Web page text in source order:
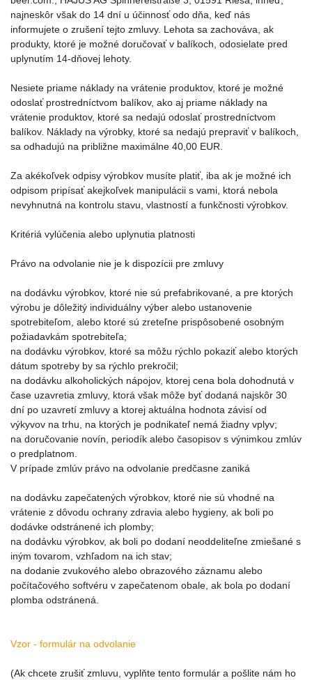
najneskôr však do 14 dní u účinnosť odo dňa, keď nás
informujete o zrušení tejto zmluvy. Lehota sa zachováva, ak
produkty, ktoré je možné doručovať v balíkoch, odosielate pred
uplynutím 14-dňovej lehoty.
Nesiete priame náklady na vrátenie produktov, ktoré je možné
odoslať prostredníctvom balíkov, ako aj priame náklady na
vrátenie produktov, ktoré sa nedajú odoslať prostredníctvom
balíkov. Náklady na výrobky, ktoré sa nedajú prepraviť v balíkoch,
sa odhadujú na približne maximálne 40,00 EUR.
Za akékoľvek odpisy výrobkov musíte platiť, iba ak je možné ich
odpisom pripísať akejkoľvek manipulácii s vami, ktorá nebola
nevyhnutná na kontrolu stavu, vlastností a funkčnosti výrobkov.
Kritériá vylúčenia alebo uplynutia platnosti
Právo na odvolanie nie je k dispozícii pre zmluvy
na dodávku výrobkov, ktoré nie sú prefabrikované, a pre ktorých
výrobu je dôležitý individuálny výber alebo ustanovenie
spotrebiteľom, alebo ktoré sú zreteľne prispôsobené osobným
požiadavkám spotrebiteľa;
na dodávku výrobkov, ktoré sa môžu rýchlo pokaziť alebo ktorých
dátum spotreby by sa rýchlo prekročil;
na dodávku alkoholických nápojov, ktorej cena bola dohodnutá v
čase uzavretia zmluvy, ktorá však môže byť dodaná najskôr 30
dní po uzavretí zmluvy a ktorej aktuálna hodnota závisí od
výkyvov na trhu, na ktorých je podnikateľ nemá žiadny vplyv;
na doručovanie novín, periodík alebo časopisov s výnimkou zmlúv
o predplatnom.
V prípade zmlúv právo na odvolanie predčasne zaniká
na dodávku zapečatených výrobkov, ktoré nie sú vhodné na
vrátenie z dôvodu ochrany zdravia alebo hygieny, ak boli po
dodávke odstránené ich plomby;
na dodávku výrobkov, ak boli po dodaní neoddeliteľne zmiešané s
iným tovarom, vzhľadom na ich stav;
na dodanie zvukového alebo obrazového záznamu alebo
počítačového softvéru v zapečatenom obale, ak bola po dodaní
plomba odstránená.
Vzor - formulár na odvolanie
(Ak chcete zrušiť zmluvu, vyplňte tento formulár a pošlite nám ho